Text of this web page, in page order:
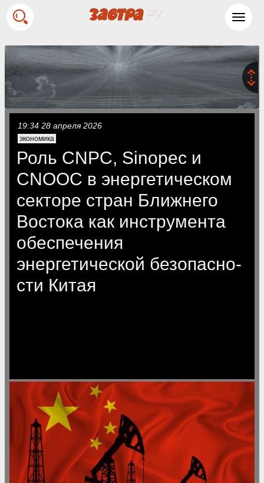
19:34 28 апреля 2026
экономика
Роль CNPC, Sinopec и
CNOOC в энергетическом
секторе стран Ближнего
Востока как инструмента
обеспечения
энергетической безопасно‑
сти Китая